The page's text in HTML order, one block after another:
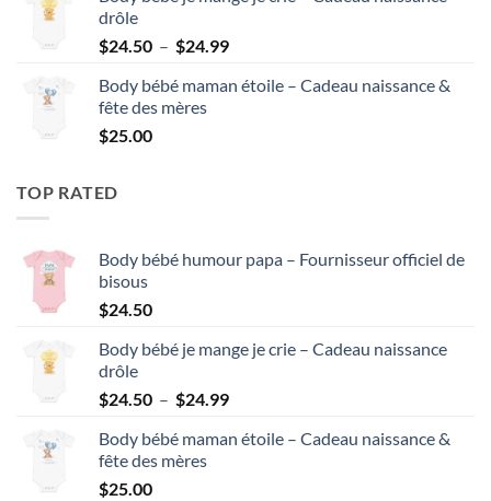
drôle
$24.50 – $24.99Plage
prix :
Body bébé maman étoile – Cadeau naissance &
fête des mères
$25.00
TOP RATED
Body bébé humour papa – Fournisseur officiel de
bisous
$24.50
Body bébé je mange je crie – Cadeau naissance
drôle
$24.50 – $24.99Plage
prix :
Body bébé maman étoile – Cadeau naissance &
fête des mères
$25.00